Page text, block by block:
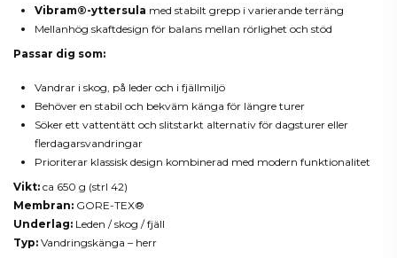
Vibram®-yttersula med stabilt grepp i varierande terräng
Mellanhög skaftdesign för balans mellan rörlighet och stöd
Passar dig som:
Vandrar i skog, på leder och i fjällmiljö
Behöver en stabil och bekväm känga för längre turer
Söker ett vattentätt och slitstarkt alternativ för dagsturer eller
flerdagarsvandringar
Prioriterar klassisk design kombinerad med modern funktionalitet
Vikt: ca 650 g (strl 42)
Membran: GORE-TEX®
Underlag: Leden / skog / fjäll
Typ: Vandringskänga – herr